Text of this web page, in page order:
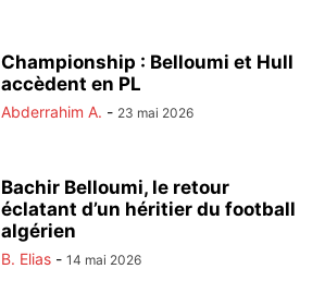
Championship : Belloumi et Hull
accèdent en PL
Abderrahim A. - 23 mai 2026
Bachir Belloumi, le retour
éclatant d’un héritier du football
algérien
B. Elias - 14 mai 2026